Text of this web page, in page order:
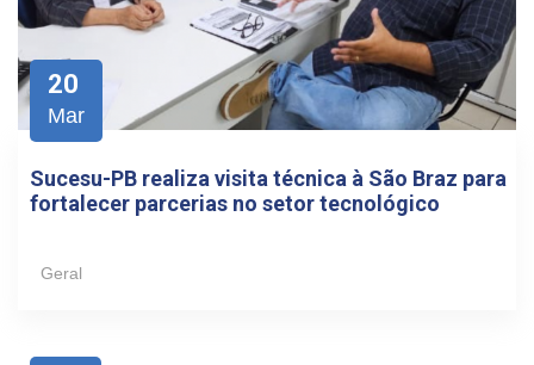
20
Mar
Sucesu-PB realiza visita técnica à São Braz para
fortalecer parcerias no setor tecnológico
Geral